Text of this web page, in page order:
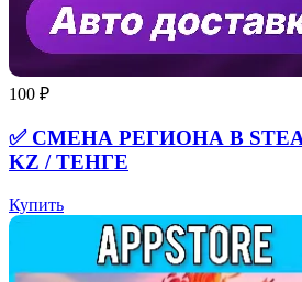
100 ₽
✅ СМЕНА РЕГИОНА В
KZ / ТЕНГЕ
Купить